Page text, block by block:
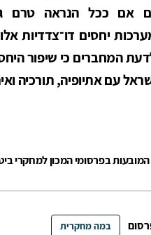
אם ככל הנראה טרם
יחסים דו־צדדיות
המחברים כי שיפור
עם אתיופיה, תורכיה
בפרסומי המכון למחקרי
במה מחקרית